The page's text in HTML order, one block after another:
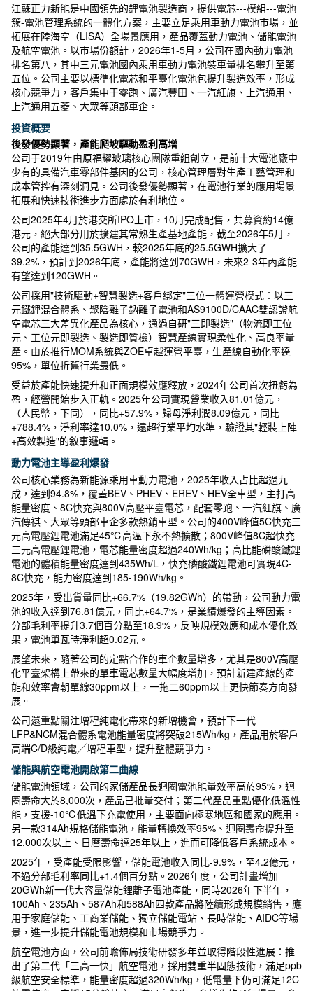
江蘇正力新能是中國領先的鋰電池製造商，提供電芯---模組---電池
簇-電池管理系統的一體化方案，主要立足乘用車動力電池市場，並
拓展在陸海空（LISA）全場景應用，產品覆蓋動力電池、儲能電池
及航空電池。以市場份額計，2026年1-5月，公司在國內動力電池
排名第八，其中三元電池國內乘用車動力電池裝車量排名攀升至第
五位。公司主要以標準化電芯和平臺化電池包提升製造效率，形成
核心競爭力，客戶集中于零跑、廣汽豐田、一汽紅旗、上汽通用、
上汽通用五菱、大眾等頭部車企。
投資概要
後發優勢顯著，產能爬坡驅動盈利高增
公司于2019年由原福耀玻璃核心團隊重組創立，是前十大電池廠中
少有的具備汽車零部件基因的公司，核心管理層對生產工藝管理和
成本管控有深刻洞見。公司後發優勢顯著，在電池行業的應用場景
拓展和快速技術進步方面處於有利地位。
公司2025年4月於港交所IPO上市，10月完成配售，共募資約14億
港元，絕大部分用於擴建其常熟生產基地產能，截至2026年5月，
公司的產能達到35.5GWH，較2025年底的25.5GWH擴大了
39.2%，預計到2026年底，產能將達到70GWH，未來2-3年內產能
有望達到120GWH。
公司採用"技術驅動+智慧製造+客戶綁定"三位一體運營模式：以三
元鐵鋰混合體系、聚陰離子鈉離子電池和AS9100D/CAAC雙認證航
空電芯三大差異化產品為核心，通過自研"三即製造"（物流即工位
元、工位元即製造、製造即質檢）智慧產線實現柔性化、高良率量
產。由於推行MOM系統與ZOE卓越運營平臺，生產線自動化率達
95%，單位折舊行業最低。
受益於產能快速提升和正面規模效應釋放，2024年公司首次扭虧為
盈，經營開始步入正軌。2025年公司實現營業收入81.01億元，
（人民幣，下同），同比+57.9%，歸母淨利潤8.09億元，同比
+788.4%，淨利率達10.0%，遠超行業平均水準，驗證其"輕裝上陣
+高效製造"的敘事邏輯。
動力電池主導盈利爆發
公司核心業務為新能源乘用車動力電池，2025年收入占比超過九
成，達到94.8%，覆蓋BEV、PHEV、EREV、HEV全車型，主打高
能量密度、8C快充與800V高壓平臺電芯，配套零跑、一汽紅旗、廣
汽傳祺、大眾等頭部車企多款熱銷車型。公司的400V峰值5C快充三
元高電壓鋰電池滿足45℃高溫下永不熱擴散；800V峰值8C超快充
三元高電壓鋰電池，電芯能量密度超過240Wh/kg；高比能磷酸鐵鋰
電池的體積能量密度達到435Wh/L，快充磷酸鐵鋰電池可實現4C-
8C快充，能力密度達到185-190Wh/kg。
2025年，受出貨量同比+66.7%（19.82GWh）的帶動，公司動力電
池的收入達到76.81億元，同比+64.7%，是業績爆發的主導因素。
分部毛利率提升3.7個百分點至18.9%，反映規模效應和成本優化效
果，電池單瓦時淨利超0.02元。
展望未來，隨著公司的定點合作的車企數量增多，尤其是800V高壓
化平臺架構上帶來的單車電芯數量大幅度增加，預計新建產線的產
能和效率會朝單線30ppm以上，一拖二60ppm以上更快節奏方向發
展。
公司還重點關注增程純電化帶來的新增機會，預計下一代
LFP&NCM混合體系電池能量密度將突破215Wh/kg，產品用於客戶
高端C/D級純電╱增程車型，提升整體競爭力。
儲能與航空電池開啟第二曲線
儲能電池領域，公司的家儲產品長迴圈電池能量效率高於95%，迴
圈壽命大於8,000次，產品已批量交付；第二代產品重點優化低溫性
能，支援-10℃低溫下充電使用，主要面向極寒地區和國家的應用。
另一款314Ah規格儲能電池，能量轉換效率95%、迴圈壽命提升至
12,000次以上、日曆壽命達25年以上，進而可降低客戶系統成本。
2025年，受產能受限影響，儲能電池收入同比-9.9%，至4.2億元，
不過分部毛利率同比+1.4個百分點。2026年度，公司計畫增加
20GWh新一代大容量儲能鋰離子電池產能，同時2026年下半年，
100Ah、235Ah、587Ah和588Ah四款產品將陸續形成規模銷售，應
用于家庭儲能、工商業儲能、獨立儲能電站、長時儲能、AIDC等場
景，進一步提升儲能電池規模和市場競爭力。
航空電池方面，公司前瞻佈局技術研發多年並取得階段性進展：推
出了第二代「三高一快」航空電池，採用雙重半固態技術，滿足ppb
級航空安全標準，能量密度超過320Wh/kg，低電量下仍可滿足12C